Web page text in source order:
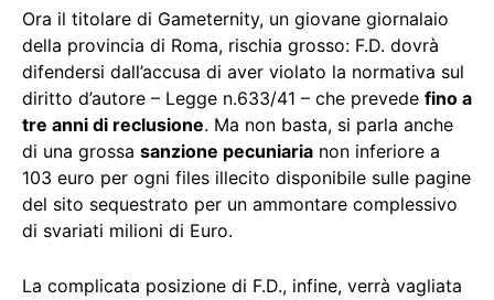
Ora il titolare di Gameternity, un giovane giornalaio
della provincia di Roma, rischia grosso: F.D. dovrà
difendersi dall’accusa di aver violato la normativa sul
diritto d’autore – Legge n.633/41 – che prevede fino a
tre anni di reclusione. Ma non basta, si parla anche
di una grossa sanzione pecuniaria non inferiore a
103 euro per ogni files illecito disponibile sulle pagine
del sito sequestrato per un ammontare complessivo
di svariati milioni di Euro.
La complicata posizione di F.D., infine, verrà vagliata